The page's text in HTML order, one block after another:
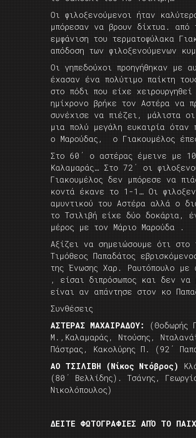
Οι φιλοξενούμενοι ήταν
μπόρεσαν να βρουν δίχτυα.
εμφάνιση του τερματοφύλακα
απόδοση των φιλοξενούμενων
Οι γηπεδούχοι προηγήθηκαν με
έχασαν ένα πολύτιμο παίκτη
στο πόδι που είχε
ημίχρονο βρήκε τον Αστέρα να
συνέχισε να πιέζει, μάλιστα
μια πολύ μεγάλη ευκαιρία όταν
ο Μαρούδας, ο Γιακουμέλος
Στο 60΄ ο αστέρας έμεινε με
Καλαμαράς… Στο 72΄ οι
Γιακουμέλος δεν μπόρεσε να
κοντά έκανε το 1-1… Οι
αμυντικού του Αστέρα αλλά ο
το Τσιλιβή είχε δύο δοκάρια,
μέρος με τον Μάριο Μαρούδα .
Αξίζει να σημειώσουμε ότι
Τιμόθεος Παπαδάτος
της Ένωσης Χαρ. Ραυτόπουλο με
, είσαι διπρόσωπος και δεν να
είναι αν απάντησε στον κο
Συνθέσεις
ΑΣΤΕΡΑΣ ΜΑΧΑΙΡΑΔΟΥ:
(Θοδωρής
Μ.,Καλαμαράς, Ντούσης,
Πάστρας, Κακολύρης Π. (92΄
ΑΟ ΤΣΙΛΙΒΗ (Νίκος Ντόβρος)
(80΄ Βελλίδης). Τσάνης,
Νικολόπουλος)
ΔΕΙΤΕ ΦΩΤΟΓΡΑΦΙΕΣ ΑΠΌ ΤΟ